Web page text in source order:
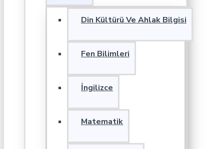
Din Kültürü Ve Ahlak Bilgisi
Fen Bilimleri
İngilizce
Matematik